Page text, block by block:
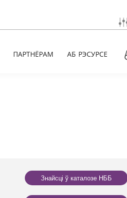
ПАРТНЁРАМ АБ РЭСУРСЕ
Знайсці ў каталозе НББ